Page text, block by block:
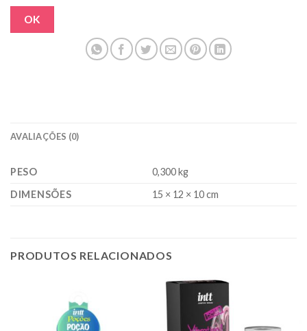
OK
AVALIAÇÕES (0)
PESO
0,300 kg
DIMENSÕES
15 × 12 × 10 cm
PRODUTOS RELACIONADOS